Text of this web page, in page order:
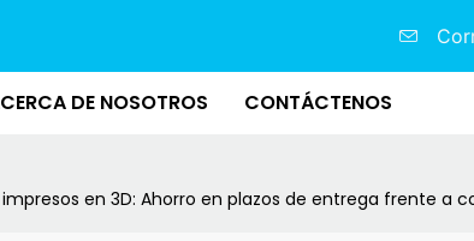
DE NOSOTROS CONTÁCTENOS
en 3D: Ahorro en plazos de entrega frente a